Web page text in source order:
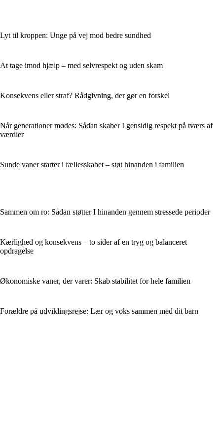
Lyt til kroppen: Unge på vej mod bedre sundhed
At tage imod hjælp – med selvrespekt og uden skam
Konsekvens eller straf? Rådgivning, der gør en forskel
Når generationer mødes: Sådan skaber I gensidig respekt på tværs af
værdier
Sunde vaner starter i fællesskabet – støt hinanden i familien
Sammen om ro: Sådan støtter I hinanden gennem stressede perioder
Kærlighed og konsekvens – to sider af en tryg og balanceret
opdragelse
Økonomiske vaner, der varer: Skab stabilitet for hele familien
Forældre på udviklingsrejse: Lær og voks sammen med dit barn